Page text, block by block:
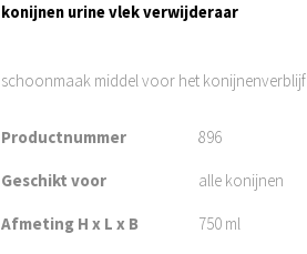
konijnen urine vlek verwijderaar
schoonmaak middel voor het konijnenverblijf
Productnummer 896
Geschikt voor alle konijnen
Afmeting H x L x B 750 ml